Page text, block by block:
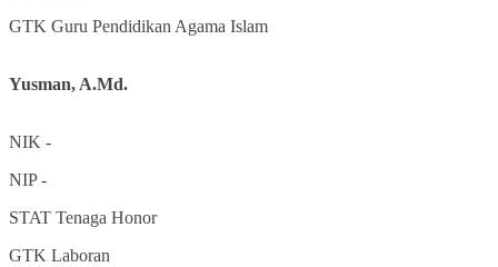
GTK Guru Pendidikan Agama Islam
Yusman, A.Md.
NIK -
NIP-
STAT Tenaga Honor
GTK Laboran